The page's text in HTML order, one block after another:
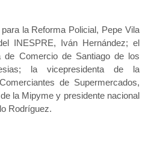
la Reforma Policial, Pepe Vila
INESPRE, Iván Hernández; el
de Comercio de Santiago de los
la vicepresidenta de la
de Supermercados,
la Mipyme y presidente nacional
Rodríguez.